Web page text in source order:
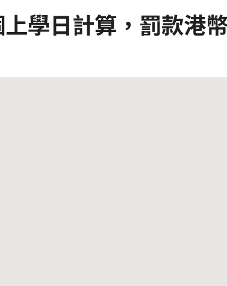
學日計算，罰款港